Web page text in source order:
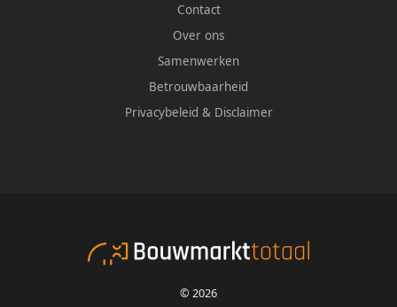
Contact
Over ons
Samenwerken
Betrouwbaarheid
Privacybeleid & Disclaimer
© 2026